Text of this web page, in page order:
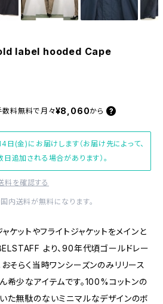
label hooded Cape
数料無料で月々¥8,060から
(金)にお届けします（お届け先によって、
追加される場合があります）。
料を確認する
内送料が無料になります。
ケットやフライトジャケットをメインと
より、90年代頃ゴールドレー
そらく当時ワンシーズンのみリリース
希少なアイテムです。100%コットンの
た無駄のないミニマルなデザインのボ